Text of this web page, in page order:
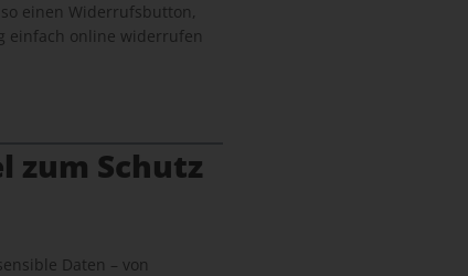
einen Widerrufsbutton,
einfach online widerrufen
zum Schutz
Daten – von